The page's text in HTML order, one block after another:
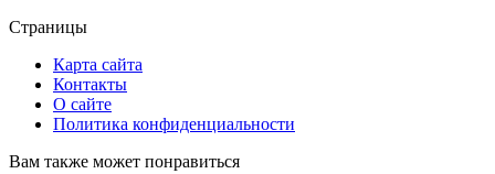
Страницы
Карта сайта
Контакты
О сайте
Политика конфиденциальности
Вам также может понравиться